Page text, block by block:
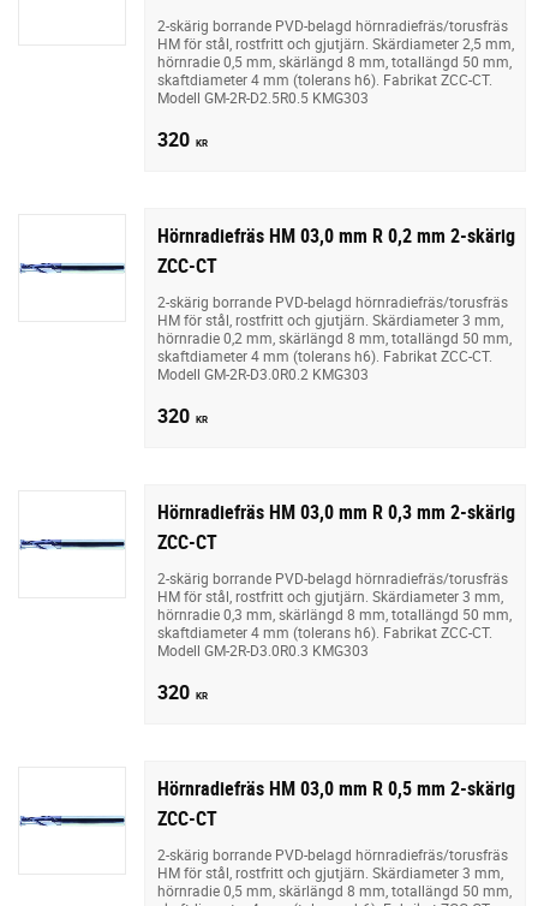
2-skärig borrande PVD-belagd hörnradiefräs/torusfräs
HM för stål, rostfritt och gjutjärn. Skärdiameter 2,5 mm,
hörnradie 0,5 mm, skärlängd 8 mm, totallängd 50 mm,
skaftdiameter 4 mm (tolerans h6). Fabrikat ZCC-CT.
Modell GM-2R-D2.5R0.5 KMG303
320 KR
Hörnradiefräs HM 03,0 mm R 0,2 mm 2-skärig
ZCC-CT
2-skärig borrande PVD-belagd hörnradiefräs/torusfräs
HM för stål, rostfritt och gjutjärn. Skärdiameter 3 mm,
hörnradie 0,2 mm, skärlängd 8 mm, totallängd 50 mm,
skaftdiameter 4 mm (tolerans h6). Fabrikat ZCC-CT.
Modell GM-2R-D3.0R0.2 KMG303
320 KR
Hörnradiefräs HM 03,0 mm R 0,3 mm 2-skärig
ZCC-CT
2-skärig borrande PVD-belagd hörnradiefräs/torusfräs
HM för stål, rostfritt och gjutjärn. Skärdiameter 3 mm,
hörnradie 0,3 mm, skärlängd 8 mm, totallängd 50 mm,
skaftdiameter 4 mm (tolerans h6). Fabrikat ZCC-CT.
Modell GM-2R-D3.0R0.3 KMG303
320 KR
Hörnradiefräs HM 03,0 mm R 0,5 mm 2-skärig
ZCC-CT
2-skärig borrande PVD-belagd hörnradiefräs/torusfräs
HM för stål, rostfritt och gjutjärn. Skärdiameter 3 mm,
hörnradie 0,5 mm, skärlängd 8 mm, totallängd 50 mm,